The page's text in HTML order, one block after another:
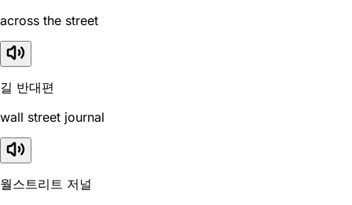
across the street
길 반대편
wall street journal
월스트리트 저널